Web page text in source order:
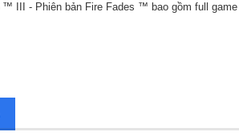
™ III - Phiên bản Fire Fades ™ bao gồm full